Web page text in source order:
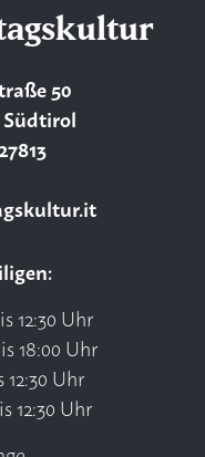
50
12:30 Uhr
18:00 Uhr
Uhr
12:30 Uhr